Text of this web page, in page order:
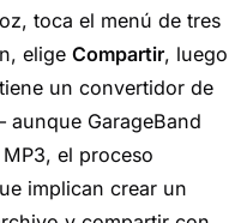
toca el menú de tres
elige Compartir, luego
un convertidor de
GarageBand
el proceso
implican crear un